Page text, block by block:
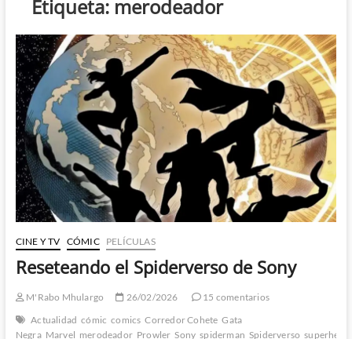
Etiqueta: merodeador
CINE Y TV CÓMIC PELÍCULAS
Reseteando el Spiderverso de Sony
M'Rabo Mhulargo 26/02/2026
15 comentarios
Actualidad cómic comics Corredor Cohete Gata
Negra Marvel merodeador Prowler Sony spiderman Spiderverso